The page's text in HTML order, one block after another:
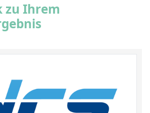
die Industrie und Geologie
die Umweltanalytik
zu Ihrem